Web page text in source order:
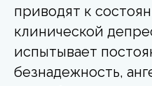
приводят к
клинической
испытывает
безнадежность,